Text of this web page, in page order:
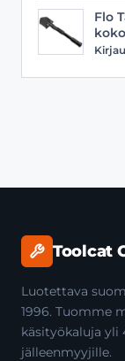
Flo
Toolcat
Luotettava
1996. Tuomme
käsityökaluja
jälleenmyyjille.